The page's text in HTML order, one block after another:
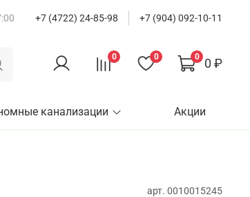
+7 (4722) 24-85-98 +7 (904) 092-10-11
0 0 0 0 ₽
канализации Акции
арт. 0010015245